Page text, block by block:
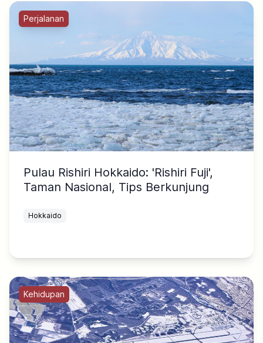
Perjalanan
Pulau Rishiri Hokkaido: 'Rishiri Fuji',
Taman Nasional, Tips Berkunjung
Hokkaido
Kehidupan